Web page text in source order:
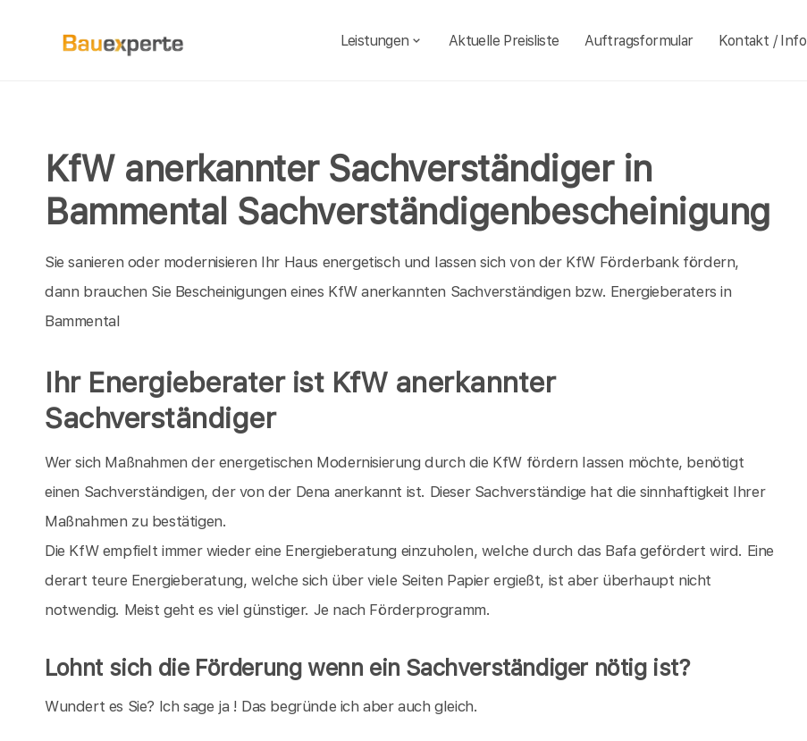
Leistungen Aktuelle Preisliste Auftragsformular Kontakt / Info
KfW anerkannter Sachverständiger in
Bammental Sachverständigenbescheinigung
Sie sanieren oder modernisieren Ihr Haus energetisch und lassen sich von der KfW Förderbank fördern,
dann brauchen Sie Bescheinigungen eines KfW anerkannten Sachverständigen bzw. Energieberaters in
Bammental
Ihr Energieberater ist KfW anerkannter
Sachverständiger
Wer sich Maßnahmen der energetischen Modernisierung durch die KfW fördern lassen möchte, benötigt
einen Sachverständigen, der von der Dena anerkannt ist. Dieser Sachverständige hat die sinnhaftigkeit Ihrer
Maßnahmen zu bestätigen.
Die KfW empfielt immer wieder eine Energieberatung einzuholen, welche durch das Bafa gefördert wird. Eine
derart teure Energieberatung, welche sich über viele Seiten Papier ergießt, ist aber überhaupt nicht
notwendig. Meist geht es viel günstiger. Je nach Förderprogramm.
Lohnt sich die Förderung wenn ein Sachverständiger nötig ist?
Wundert es Sie? Ich sage ja ! Das begründe ich aber auch gleich.